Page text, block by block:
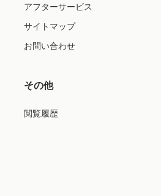
アフターサービス
サイトマップ
お問い合わせ
その他
閲覧履歴